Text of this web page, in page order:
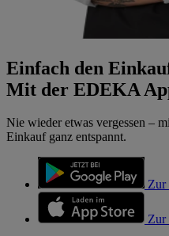
Einfach den
Mit der EDEKA
Nie wieder etwas vergessen –
Einkauf ganz entspannt.
Zur
Zur